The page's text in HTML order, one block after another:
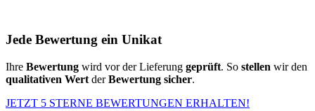
Jede Bewertung ein Unikat
Ihre Bewertung wird vor der Lieferung geprüft. So stellen wir den
qualitativen Wert derBewertung sicher.
JETZT 5 STERNE BEWERTUNGEN ERHALTEN!